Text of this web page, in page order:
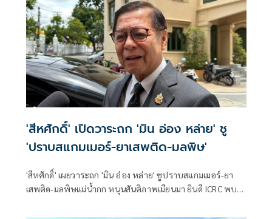
'สีหศักดิ์' เปิดวาระถก 'มิน อ่อง หล่าย' ชู
'ปราบสแกมเมอร์-ยาเสพติด-มลพิษ'
'สีหศักดิ์' เผยวาระถก 'มิน อ่อง หล่าย' ชูปราบสแกมเมอร์-ยา
เสพติด-มลพิษแม่น้ำกก หนุนสันติภาพเมียนมา ยินดี ICRC พบ